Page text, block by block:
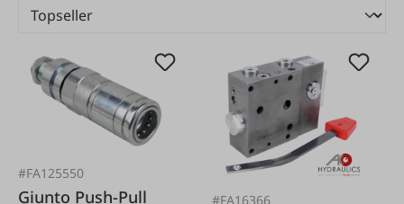
#FA125550
Giunto Push-Pull
#FA16366